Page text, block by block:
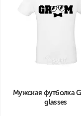
Мужская футболка
glasses